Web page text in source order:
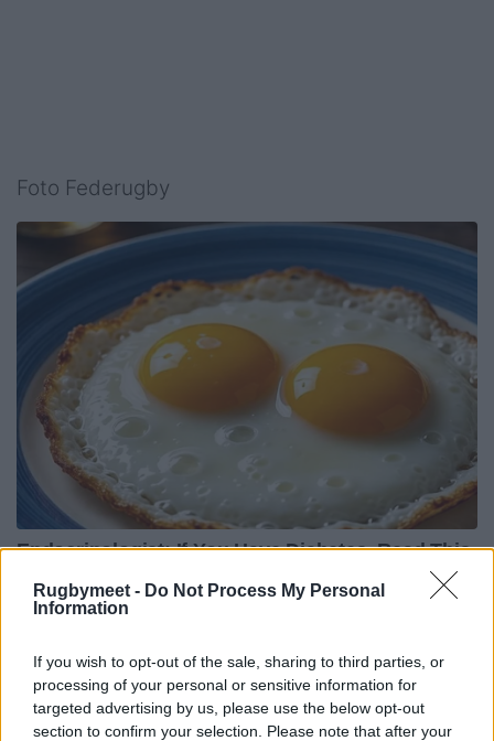
Rugbymeet - Do Not Process My Personal
Information
If you wish to opt-out of the sale, sharing to third parties, or
processing of your personal or sensitive information for
targeted advertising by us, please use the below opt-out
section to confirm your selection. Please note that after your
Foto Federugby